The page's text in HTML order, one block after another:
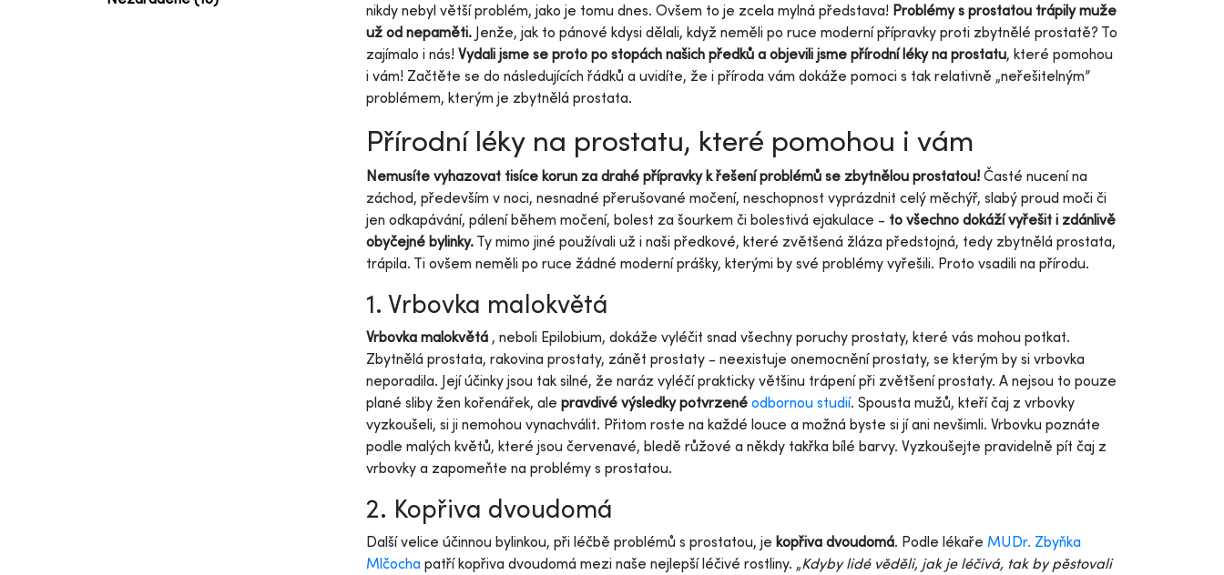
nikdy nebyl větší problém, jako je tomu dnes. Ovšem to je zcela mylná představa! Problémy s prostatou trápily muže
už od nepaměti. Jenže, jak to pánové kdysi dělali, když neměli po ruce moderní přípravky proti zbytnělé prostatě? To
zajímalo i nás! Vydali jsme se proto po stopách našich předků a objevili jsme přírodní léky na prostatu, které pomohou
i vám! Začtěte se do následujících řádků a uvidíte, že i příroda vám dokáže pomoci s tak relativně „neřešitelným”
problémem, kterým je zbytnělá prostata.
Přírodní léky na prostatu, které pomohou i vám
Nemusíte vyhazovat tisíce korun za drahé přípravky k řešení problémů se zbytnělou prostatou! Časté nucení na
záchod, především v noci, nesnadné přerušované močení, neschopnost vyprázdnit celý měchýř, slabý proud moči či
jen odkapávání, pálení během močení, bolest za šourkem či bolestivá ejakulace - to všechno dokáží vyřešit i zdánlivě
obyčejné bylinky. Ty mimo jiné používali už i naši předkové, které zvětšená žláza předstojná, tedy zbytnělá prostata,
trápila. Ti ovšem neměli po ruce žádné moderní prášky, kterými by své problémy vyřešili. Proto vsadili na přírodu.
1. Vrbovka malokvětá
Vrbovka malokvětá , neboli Epilobium, dokáže vyléčit snad všechny poruchy prostaty, které vás mohou potkat.
Zbytnělá prostata, rakovina prostaty, zánět prostaty - neexistuje onemocnění prostaty, se kterým by si vrbovka
neporadila. Její účinky jsou tak silné, že naráz vyléčí prakticky většinu trápení při zvětšení prostaty. A nejsou to pouze
plané sliby žen kořenářek, ale pravdivé výsledky potvrzené odbornou studií. Spousta mužů, kteří čaj z vrbovky
vyzkoušeli, si ji nemohou vynachválit. Přitom roste na každé louce a možná byste si jí ani nevšimli. Vrbovku poznáte
podle malých květů, které jsou červenavé, bledě růžové a někdy takřka bílé barvy. Vyzkoušejte pravidelně pít čaj z
vrbovky a zapomeňte na problémy s prostatou.
2. Kopřiva dvoudomá
Další velice účinnou bylinkou, při léčbě problémů s prostatou, je kopřiva dvoudomá. Podle lékaře MUDr. Zbyňka
Mlčocha patří kopřiva dvoudomá mezi naše nejlepší léčivé rostliny. „Kdyby lidé věděli, jak je léčivá, tak by pěstovali